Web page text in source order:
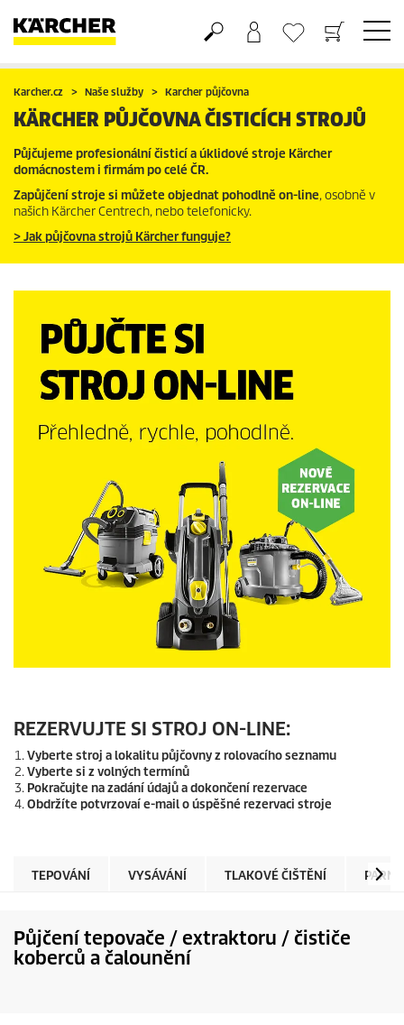
Nákupní košík
Seznam oblíbených produktů
Karcher.cz Naše služby Karcher půjčovna
KÄRCHER PŮJČOVNA ČISTICÍCH STROJŮ
Půjčujeme profesionální čisticí a úklidové stroje Kärcher
domácnostem i firmám po celé ČR.
Zapůjčení stroje si můžete objednat pohodlně on-line, osobně v
našich Kärcher Centrech, nebo telefonicky.
> Jak půjčovna strojů Kärcher funguje?
REZERVUJTE SI STROJ ON-LINE:
Vyberte stroj a lokalitu půjčovny z rolovacího seznamu
Vyberte si z volných termínů
Pokračujte na zadání údajů a dokončení rezervace
Obdržíte potvrzovaí e-mail o úspěšné rezervaci stroje
TEPOVÁNÍ VYSÁVÁNÍ TLAKOVÉ ČIŠTĚNÍ PARNÍ
Půjčení tepovače / extraktoru / čističe
koberců a čalounění